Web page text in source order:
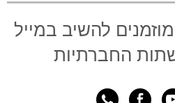
להשיב במייל
החברתיות